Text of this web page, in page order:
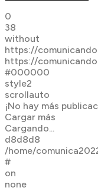
0
38
without
https://
https://
#000000
style2
scrollauto
¡No hay más
Cargar más
Cargando...
d8d8d8
/home/
#
on
none